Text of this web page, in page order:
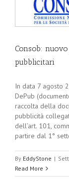
Consob:
pubblicitari
In data 7 agosto
DePub
raccolta della
pubblicità
dell’art. 101,
partire dal 1°
By EddyStone |
Read More